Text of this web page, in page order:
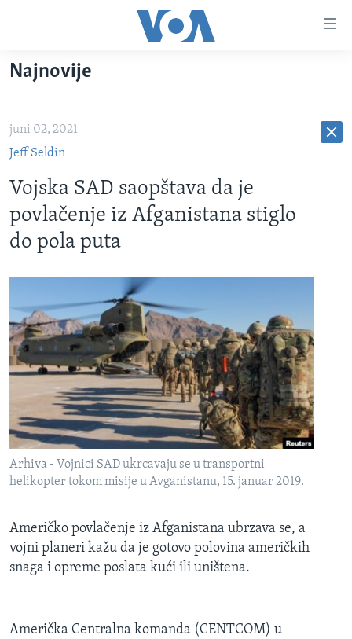
glavni
na
glavnu
Idi
na
pretragu
TV PROGRAM
SJEDINJENE AMERIČKE DRŽAVE
BOSNA I HERCEGOVINA
SVIJET
NAUKA I TEHNOLOGIJA
SPECIJALNI PROJEKTI
KORUPCIJA
SLOBODA MEDIJA
ŽENSKA STRANA
IZBJEGLIČKA STRANA
MAGAZIN
O GLASU AMERIKE
Learning English
PRATITE NAS
Jezici
Najnovije
juni 02, 2021
Jeff Seldin
Vojska SAD saopštava da je
povlačenje iz Afganistana stiglo
do pola puta
Arhiva - Vojnici SAD ukrcavaju se u transportni
helikopter tokom misije u Avganistanu, 15. januar 2019.
Američko povlačenje iz Afganistana ubrzava se, a
vojni planeri kažu da je gotovo polovina američkih
snaga i opreme poslata kući ili uništena.
Američka Centralna komanda (CENTCOM) u